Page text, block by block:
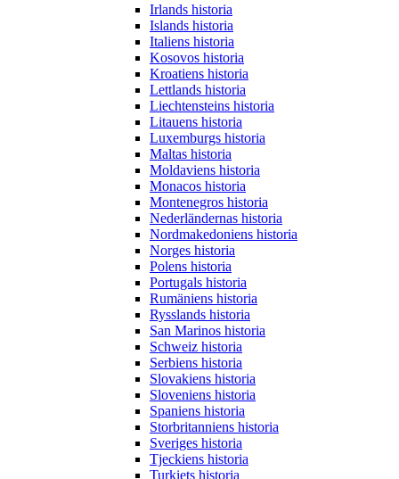
Irlands historia
Islands historia
Italiens historia
Kosovos historia
Kroatiens historia
Lettlands historia
Liechtensteins historia
Litauens historia
Luxemburgs historia
Maltas historia
Moldaviens historia
Monacos historia
Montenegros historia
Nederländernas historia
Nordmakedoniens historia
Norges historia
Polens historia
Portugals historia
Rumäniens historia
Rysslands historia
San Marinos historia
Schweiz historia
Serbiens historia
Slovakiens historia
Sloveniens historia
Spaniens historia
Storbritanniens historia
Sveriges historia
Tjeckiens historia
Turkiets historia